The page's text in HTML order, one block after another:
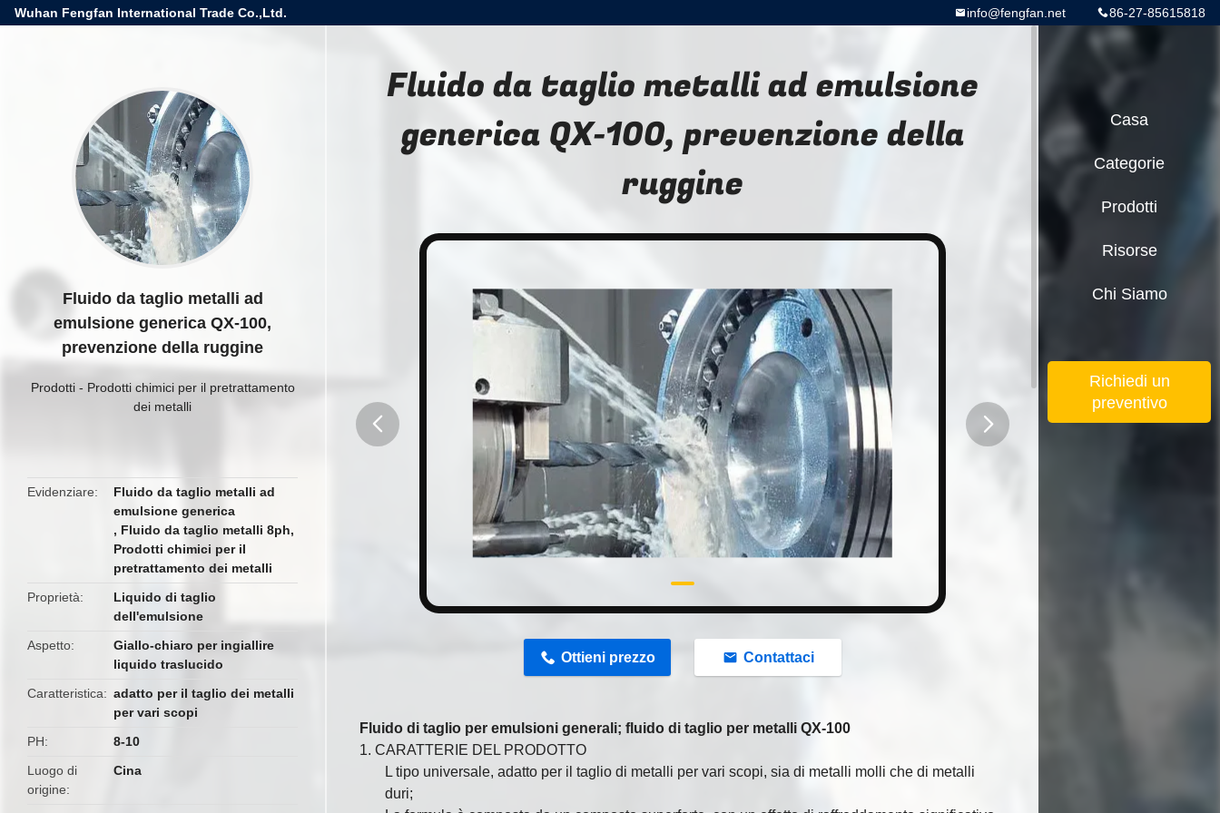
Wuhan Fengfan International Trade Co.,Ltd. 86-27-85615818
info@fengfan.net
Fluido da taglio metalli ad
emulsione generica QX-100,
prevenzione della ruggine
Prodotti- Prodotti chimici per il pretrattamento
dei metalli
Evidenziare
Fluido da taglio metalli ad
emulsione generica
, Fluido da taglio metalli 8ph,
Prodotti chimici per il
pretrattamento dei metalli
Proprietà
Liquido di taglio
dell'emulsione
Aspetto
Giallo-chiaro per ingiallire
liquido traslucido
Caratteristica
adatto per il taglio dei metalli
per vari scopi
PH
8-10
Luogo di
origine
Cina
Fluido da taglio metalli ad emulsione
generica QX-100, prevenzione della
ruggine
Ottieni prezzo Contattaci
Fluido di taglio per emulsioni generali; fluido di taglio per metalli QX-100
1. CARATTERIE DEL PRODOTTO
L tipo universale, adatto per il taglio di metalli per vari scopi, sia di metalli molli che di metalli
duri;
Casa
Categorie
Prodotti
Risorse
Chi Siamo
Richiedi un
preventivo